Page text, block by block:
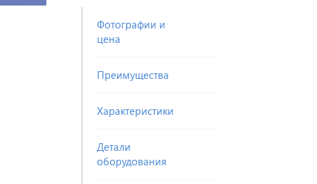
Фотографии и
цена
Преимущества
Характеристики
Детали
оборудования